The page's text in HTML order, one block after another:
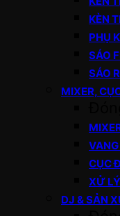
KÈN
PHỤ
SÁO
SÁO
MIXER,
CỤC
XỬ
DJ & SẢN